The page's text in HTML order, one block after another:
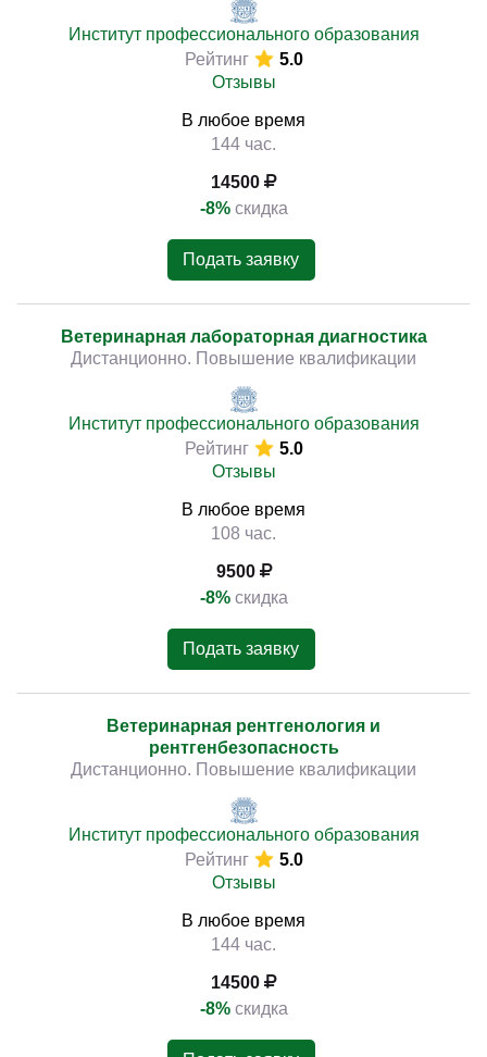
Институт профессионального образования
Рейтинг
5.0
Отзывы
В любое время
144 час.
14500
-8% скидка
Подать заявку
Ветеринарная лабораторная диагностика
Дистанционно. Повышение квалификации
Институт профессионального образования
Рейтинг
5.0
Отзывы
В любое время
108 час.
9500
-8% скидка
Подать заявку
Ветеринарная рентгенология и
рентгенбезопасность
Дистанционно. Повышение квалификации
Институт профессионального образования
Рейтинг
5.0
Отзывы
В любое время
144 час.
14500
-8% скидка